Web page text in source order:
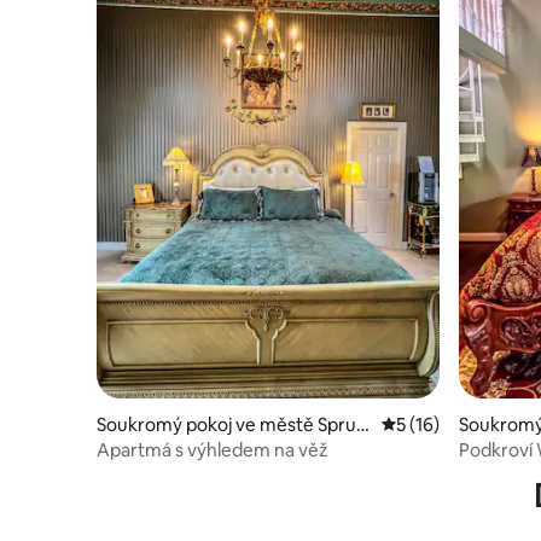
Soukromý pokoj ve městě Spruc
e Pine
Průměrné
5 (16)
Apartmá s výhledem na věž
Pine
Podkroví